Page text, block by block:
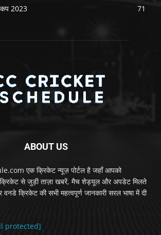
कप 2023
71
ABOUT US
एक क्रिकेट न्यूज़ पोर्टल है जहाँ आपको
क्रिकेट से जुड़ी ताज़ा खबरें, मैच शेड्यूल और अपडेट मिलते
क्रिकेट की सभी महत्वपूर्ण जानकारी सरल भाषा में दी
protected]